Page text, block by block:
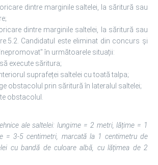
dintre marginile saltelei, la săritură sau
dintre marginile saltelei, la săritură sau
Candidatul este eliminat din concurs și
în următoarele situații:
execute săritura;
suprafeței saltelei cu toată talpa;
obstacolul prin săritură în lateralul saltelei;
obstacolul.
ale saltelei: lungime = 2 metri, lățime = 1
= 3-5 centimetri, marcată la 1 centimetru de
cu bandă de culoare albă, cu lățimea de 2